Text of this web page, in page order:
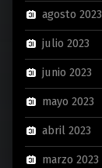
agosto 2023
julio 2023
junio 2023
mayo 2023
abril 2023
marzo 2023